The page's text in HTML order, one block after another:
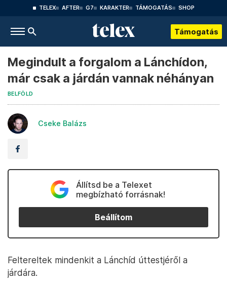
TELEX AFTER G7 KARAKTER TÁMOGATÁS SHOP
Támogatás
Megindult a forgalom a Lánchídon,
már csak a járdán vannak néhányan
BELFÖLD
Cseke Balázs
Állítsd be a Telexet
megbízható forrásnak!
Beállítom
Feltereltek mindenkit a Lánchíd úttestjéről a
járdára.